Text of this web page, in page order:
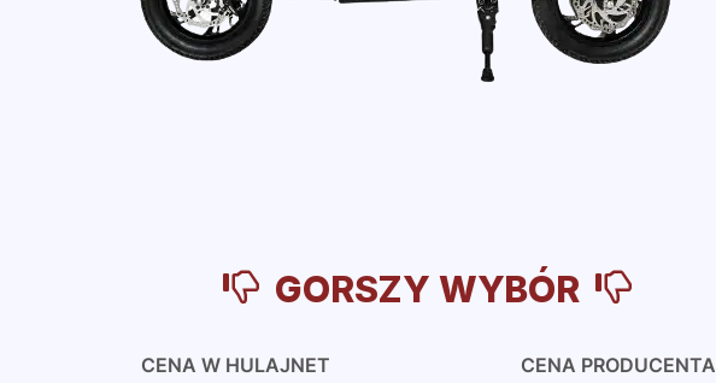
GORSZY WYBÓR
CENA W HULAJNET CENA PRODUCENTA